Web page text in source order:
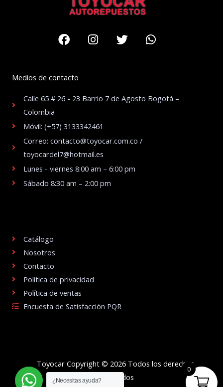
FacebookInstagram
TwitterWhatsapp
Medios de contacto
Calle 65 # 26 - 23 Barrio 7 de Agosto Bogotá –
Colombia
Móvil: (+57) 3133342461
Correo: contacto@toyocar.com.co /
toyocardel7@hotmail.es
Lunes - viernes 8:00 am – 6:00 pm
Sábado 8:30 am – 2:00 pm
Catálogo
Nosotros
Contacto
Política de privacidad
Política de ventas
Encuesta de Satisfacción PQR
Toyocar Copyright © 2026 Todos los derechos
reservados
¿Necesitas ayuda?
0